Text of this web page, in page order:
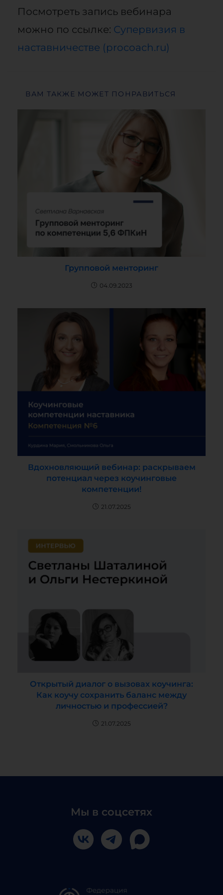
Посмотреть запись вебинара
можно по ссылке: Супервизия в
наставничестве (procoach.ru)
ВАМ ТАКЖЕ МОЖЕТ ПОНРАВИТЬСЯ
Групповой менторинг
04.09.2023
Вдохновляющий вебинар: раскрываем
потенциал через коучинговые
компетенции!
21.07.2025
Открытый диалог о вызовах коучинга:
Как коучу сохранить баланс между
личностью и профессией?
21.07.2025
Мы в соцсетях